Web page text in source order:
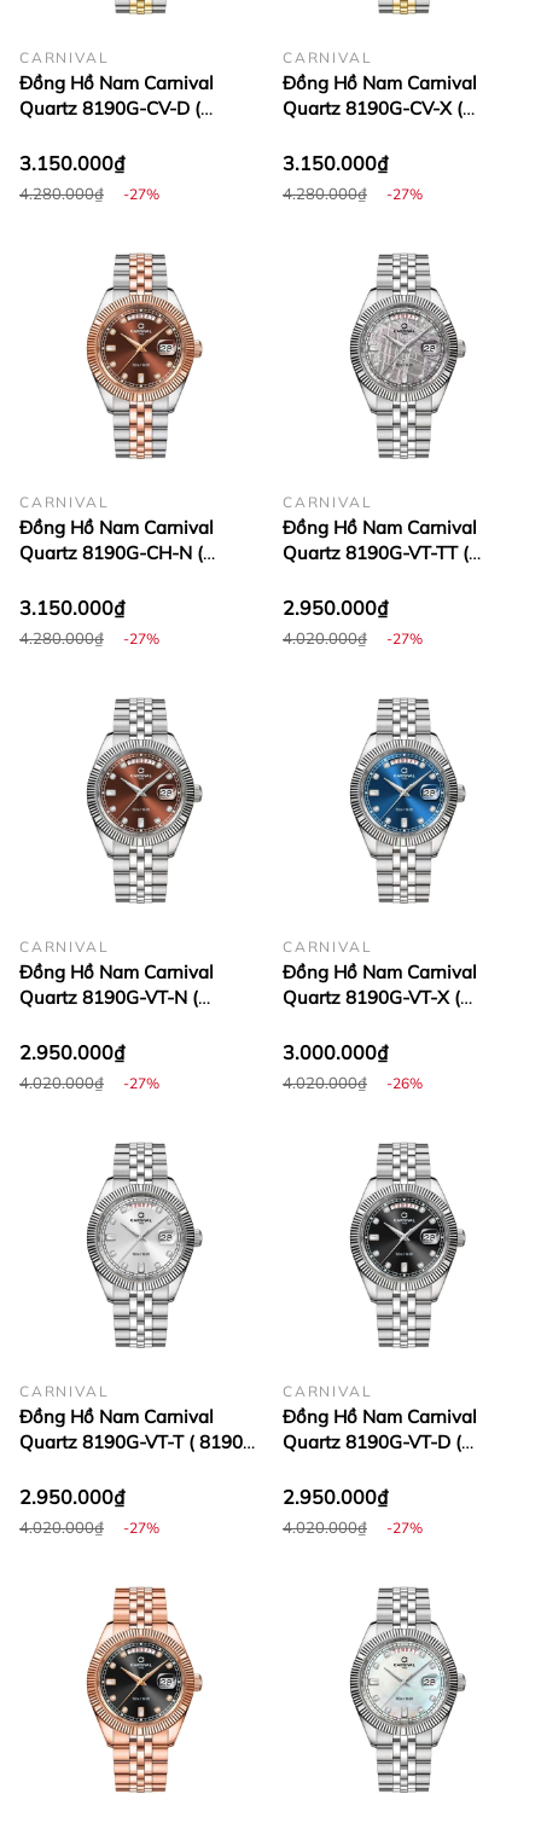
CARNIVAL
Đồng Hồ Nam Carnival
Quartz 8190G-CV-D (
3.150.000₫
4.280.000₫ -27%
CARNIVAL
Đồng Hồ Nam Carnival
Quartz 8190G-CV-X (
3.150.000₫
4.280.000₫ -27%
CARNIVAL
Đồng Hồ Nam Carnival
Quartz 8190G-CH-N (
3.150.000₫
4.280.000₫ -27%
CARNIVAL
Đồng Hồ Nam Carnival
Quartz 8190G-VT-TT (
2.950.000₫
4.020.000₫ -27%
CARNIVAL
Đồng Hồ Nam Carnival
Quartz 8190G-VT-N (
2.950.000₫
4.020.000₫ -27%
CARNIVAL
Đồng Hồ Nam Carnival
Quartz 8190G-VT-X (
3.000.000₫
4.020.000₫ -26%
CARNIVAL
Đồng Hồ Nam Carnival
Quartz 8190G-VT-T ( 8190G
2.950.000₫
4.020.000₫ -27%
CARNIVAL
Đồng Hồ Nam Carnival
Quartz 8190G-VT-D (
2.950.000₫
4.020.000₫ -27%